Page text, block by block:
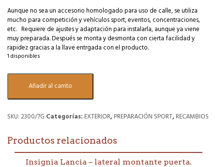
Aunque no sea un accesorio homologado para uso de calle, se utiliza
mucho para competición y vehículos sport, eventos, concentraciones,
etc. Requiere de ajustes y adaptación para instalarla, aunque ya viene
muy preparada. Después se monta y desmonta con cierta facilidad y
rapidez gracias a la llave entrgada con el producto.
1 disponibles
Kit
parrilla
tipo
Pintada
barnizada.
Añadir al carrito
SKU: 2300/7G Categorías: EXTERIOR, PREPARACIÓN SPORT, RECAMBIOS
Productos relacionados
Insignia Lancia – lateral montante puerta.